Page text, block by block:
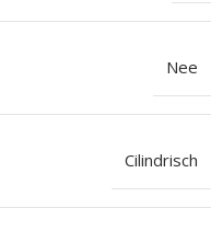
Nee
Cilindrisch